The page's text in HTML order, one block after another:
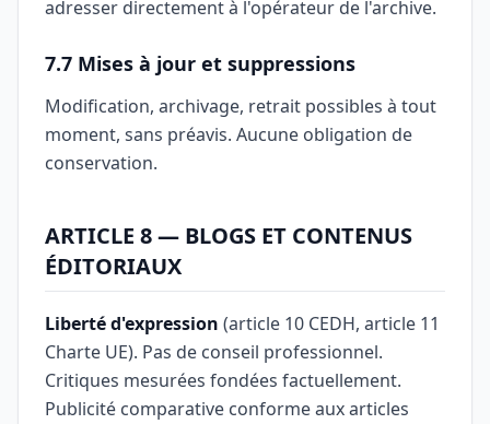
adresser directement à l'opérateur de l'archive.
7.7 Mises à jour et suppressions
Modification, archivage, retrait possibles à tout
moment, sans préavis. Aucune obligation de
conservation.
ARTICLE 8 — BLOGS ET CONTENUS
ÉDITORIAUX
Liberté d'expression (article 10 CEDH, article 11
Charte UE). Pas de conseil professionnel.
Critiques mesurées fondées factuellement.
Publicité comparative conforme aux articles